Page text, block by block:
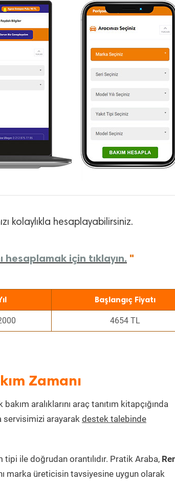
kolaylıkla hesaplayabilirsiniz.
hesaplamak için tıklayın. "
Başlangıç Fiyatı
4654 TL
Zamanı
aralıklarını araç tanıtım kitapçığında
servisimizi arayarak destek talebinde
ile doğrudan orantılıdır. Pratik Araba,
marka üreticisin tavsiyesine uygun olarak